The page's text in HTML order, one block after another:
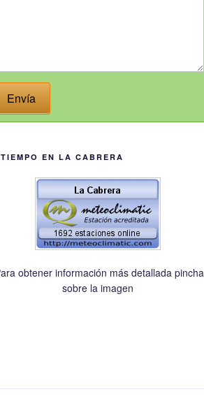
Envía
EN LA CABRERA
obtener información más detallada pincha
sobre la imagen